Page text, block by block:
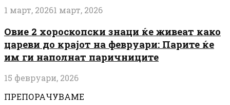
1 март, 20261 март, 2026
Овие 2 хороскопски знаци ќе живеат како
цареви до крајот на февруари: Парите ќе
им ги наполнат паричниците
15 февруари, 2026
ПРЕПОРАЧУВАМЕ